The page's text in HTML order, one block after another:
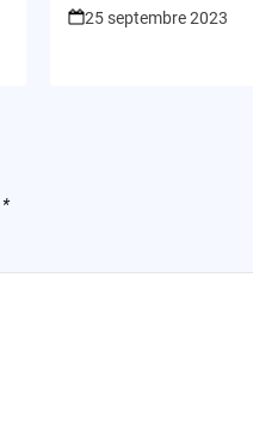
investissement
25 septembre 2023
*